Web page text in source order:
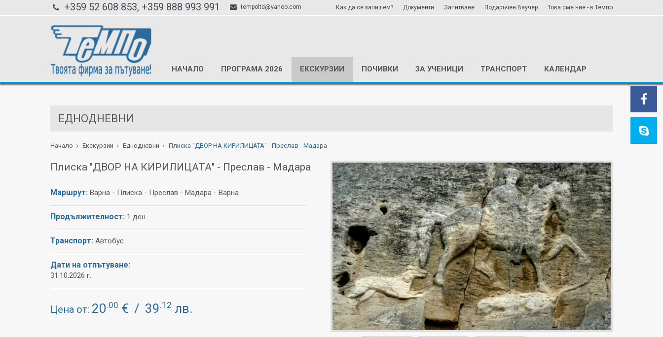
Как да се запишем? Документи Запитване Подаръчен Ваучер Това сме ние - в Темпо
+359 52 608 853, +359 888 993 991 tempoltd@yahoo.com
НАЧАЛО ПРОГРАМА 2026 ЕКСКУРЗИИ ПОЧИВКИ ЗА УЧЕНИЦИ ТРАНСПОРТ КАЛЕНДАР
ЕДНОДНЕВНИ
Начало Екскурзии Еднодневни Плиска "ДВОР НА КИРИЛИЦАТА" - Преслав - Мадара
Плиска "ДВОР НА КИРИЛИЦАТА" - Преслав - Мадара
Маршрут: Варна - Плиска - Преслав - Мадара - Варна
Продължителност: 1 ден
Транспорт: Автобус
Дати на отпътуване:
31.10.2026 г.
Цена от: 20.00 € / 39.12 лв.